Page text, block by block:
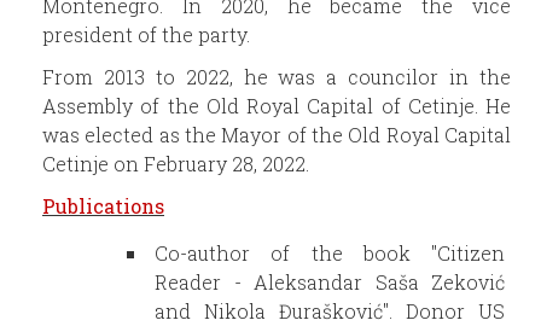
Montenegro. In 2020, he became the vice
president of the party.
From 2013 to 2022, he was a councilor in the
Assembly of the Old Royal Capital of Cetinje. He
was elected as the Mayor of the Old Royal Capital
Cetinje on February 28, 2022.
Publications
Co-author of the book "Citizen
Reader - Aleksandar Saša Zeković
and Nikola Đurašković". Donor US